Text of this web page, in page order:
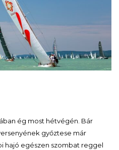
ég most hétvégén. Bár
győztese már
hajó egészen szombat reggel